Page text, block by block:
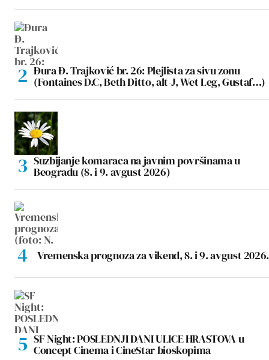
Đura Đ. Trajković br. 26: Plejlista za sivu zonu
(Fontaines D.C, Beth Ditto, alt-J, Wet Leg, Gustaf…)
Suzbijanje komaraca na javnim površinama u
Beogradu (8. i 9. avgust 2026)
Vremenska prognoza za vikend, 8. i 9. avgust 2026.
SF Night: POSLEDNJI DANI ULICE HRASTOVA u
Concept Cinema i CineStar bioskopima